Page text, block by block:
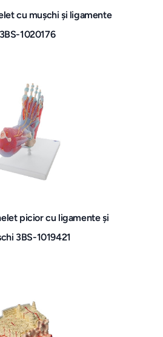
cu mușchi și ligamente
3BS-1020176
picior cu ligamente și
3BS-1019421